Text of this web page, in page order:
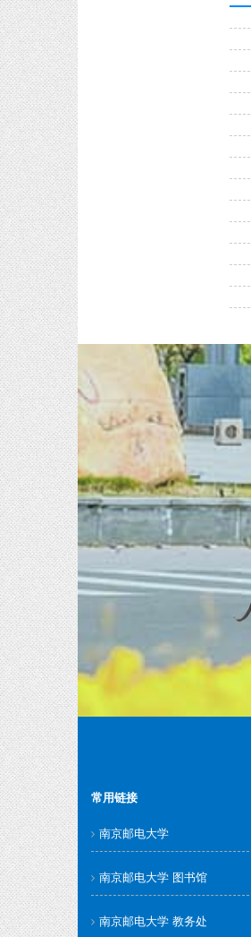
常用链接
南京邮电大学
南京邮电大学 图书馆
南京邮电大学 教务处